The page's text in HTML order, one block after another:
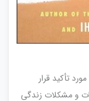
تأکید قرار
و مشکلات زندگی